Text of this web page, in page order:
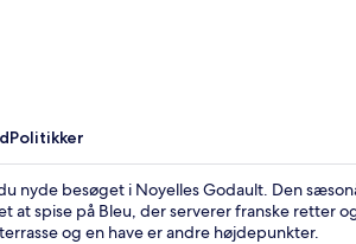
Politikker
nyde besøget i Noyelles Godault. Den
at spise på Bleu, der serverer franske retter
og en have er andre højdepunkter.